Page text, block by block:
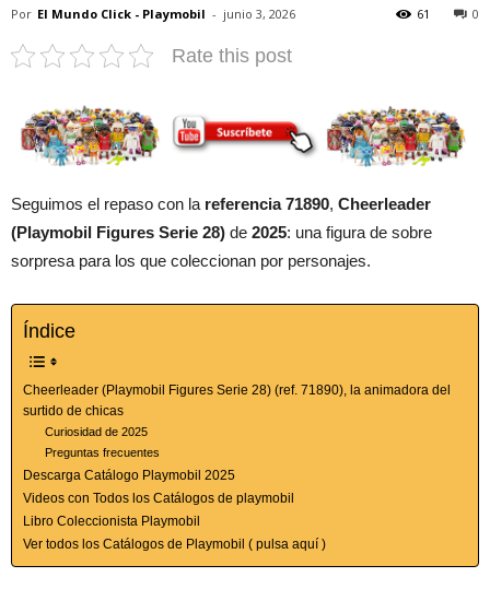
Por El Mundo Click - Playmobil - junio 3, 2026 0
61
Rate this post
Seguimos el repaso con la referencia 71890, Cheerleader
(Playmobil Figures Serie 28) de 2025: una figura de sobre
sorpresa para los que coleccionan por personajes.
Índice
Cheerleader (Playmobil Figures Serie 28) (ref. 71890), la animadora del
surtido de chicas
Curiosidad de 2025
Preguntas frecuentes
Descarga Catálogo Playmobil 2025
Videos con Todos los Catálogos de playmobil
Libro Coleccionista Playmobil
Ver todos los Catálogos de Playmobil ( pulsa aquí )